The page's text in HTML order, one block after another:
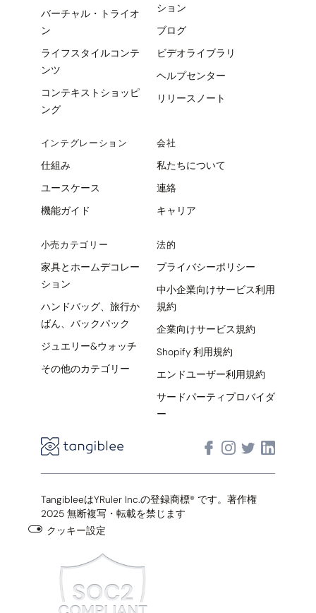
バーチャル・トライオ
ン
ライフスタイルコンテ
ンツ
コンテキストショッピ
ング
インテグレーション
仕組み
ユースケース
機能ガイド
小売カテゴリー
家具とホームデコレー
ション
ハンドバッグ、旅行か
ばん、バックパック
ジュエリー&ウォッチ
その他のカテゴリー
ション
ブログ
ビデオライブラリ
ヘルプセンター
リリースノート
会社
私たちについて
連絡
キャリア
法的
プライバシーポリシー
中小企業向けサービス利用
規約
企業向けサービス規約
Shopify 利用規約
エンドユーザー利用規約
サードパーティプロバイダ
ー
TangibleeはYRuler Inc.の登録商標® です。著作権
2025 無断複写・転載を禁じます
クッキー設定